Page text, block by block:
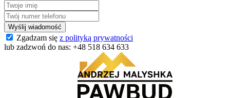
Zgadzam się z polityką prywatności
lub zadzwoń do nas: +48 518 634 633